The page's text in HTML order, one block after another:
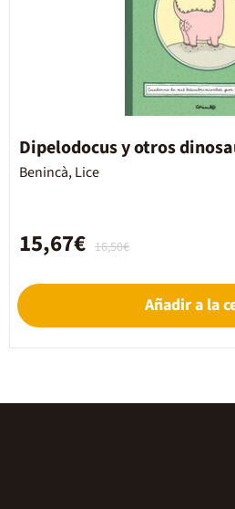
Dipelodocus y otros
Benincà, Lice
16,50€
15,67€
Añadir a la